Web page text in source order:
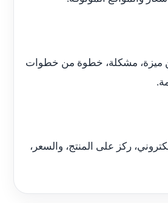
ميزة، مشكلة، خطوة من خطوات
ركز على المنتج، والسعر،